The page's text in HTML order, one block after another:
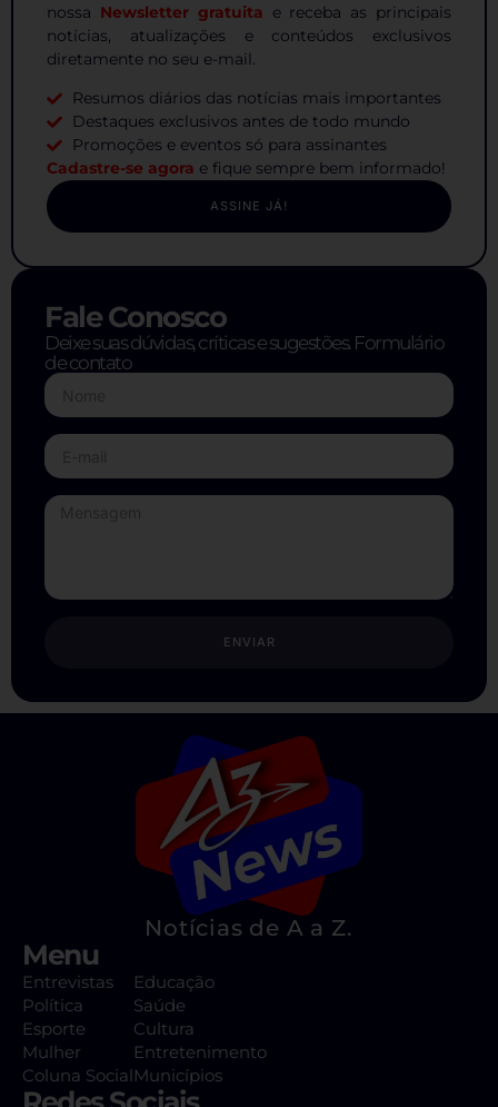
nossa Newsletter gratuita e receba as principais
notícias, atualizações e conteúdos exclusivos
diretamente no seu e-mail.
Resumos diários das notícias mais importantes
Destaques exclusivos antes de todo mundo
Promoções e eventos só para assinantes
Cadastre-se agora e fique sempre bem informado!
ASSINE JÁ!
Fale Conosco
Deixe suas dúvidas, críticas e sugestões. Formulário
de contato
ENVIAR
Notícias de A a Z.
Menu
Entrevistas
Política
Esporte
Mulher
Coluna Social
Educação
Saúde
Cultura
Entretenimento
Municípios